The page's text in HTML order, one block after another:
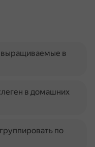
выращиваемые в
в домашних
по